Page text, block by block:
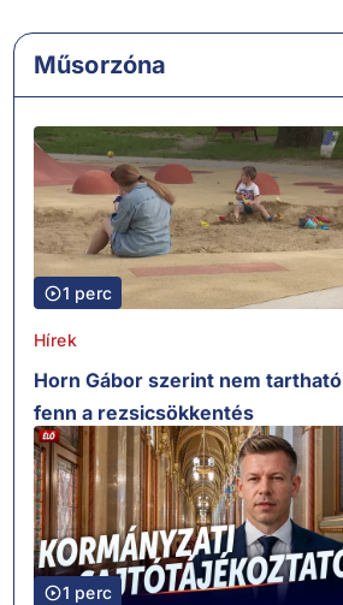
Műsorzóna
1 perc
Hírek
Horn Gábor szerint nem tartható
fenn a rezsicsökkentés
1 perc